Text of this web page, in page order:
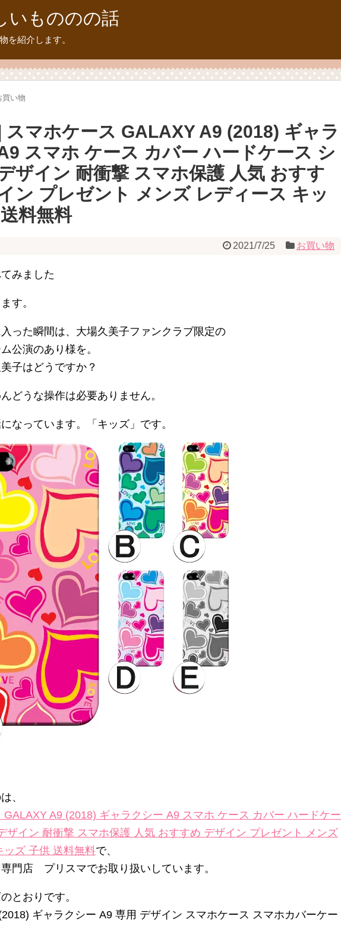
いもののの話
を紹介します。
買い物
スマホケース GALAXY A9 (2018) ギャラ
スマホ ケース カバー ハードケース シ
ザイン 耐衝撃 スマホ保護 人気 おすす
ン プレゼント メンズ レディース キッ
料無料
2021/7/25 お買い物
みました
す。
った瞬間は、大場久美子ファンクラブ限定の
公演のあり様を。
子はどうですか？
どうな操作は必要ありません。
なっています。「キッズ」です。
、
GALAXY A9 (2018) ギャラクシー A9 スマホ ケース カバー ハードケー
ザイン 耐衝撃 スマホ保護 人気 おすすめ デザイン プレゼント メンズ
ッズ 子供 送料無料で、
門店 プリスマでお取り扱いしています。
とおりです。
ギャラクシー A9 専用 デザイン スマホケース スマホカバーケー